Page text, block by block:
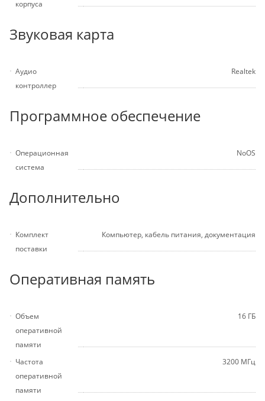
корпуса
Звуковая карта
Аудио
контроллер
Realtek
Программное обеспечение
Операционная
система
NoOS
Дополнительно
Комплект
поставки
Компьютер, кабель питания, документация
Оперативная память
Объем
оперативной
памяти
16 ГБ
Частота
оперативной
памяти
3200 МГц